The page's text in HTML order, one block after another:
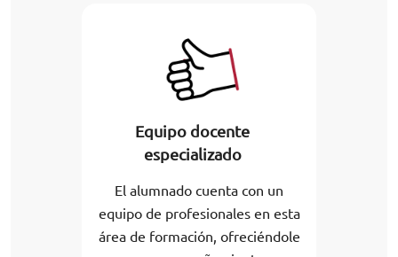
Equipo docente
especializado
El alumnado cuenta con un
equipo de profesionales en esta
área de formación, ofreciéndole